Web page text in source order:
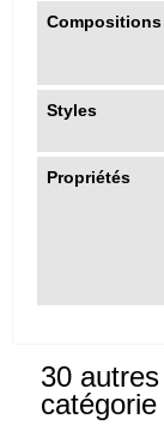
Compositions
Styles
Propriétés
30
catégorie